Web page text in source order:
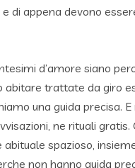
di appena devono
d’amore siano
abitare trattate da giro
una guida precisa. E
ne rituali gratis.
abituale spazioso,
non hanno guida